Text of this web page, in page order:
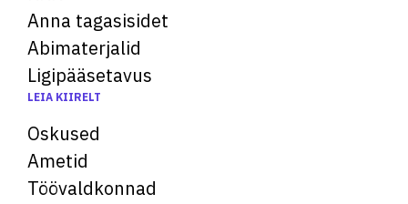
Anna tagasisidet
Abimaterjalid
Ligipääsetavus
LEIA KIIRELT
Oskused
Ametid
Töövaldkonnad